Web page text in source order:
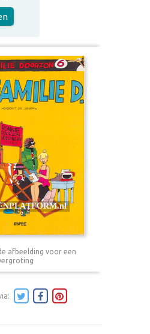
afbeelding voor een